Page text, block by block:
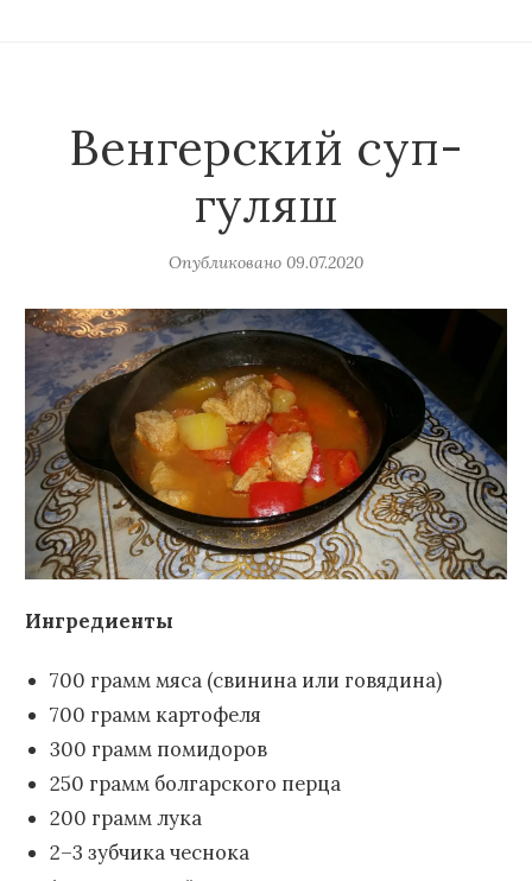
Венгерский суп-
гуляш
Опубликовано 09.07.2020
Ингредиенты
700 грамм мяса (свинина или говядина)
700 грамм картофеля
300 грамм помидоров
250 грамм болгарского перца
200 грамм лука
2–3 зубчика чеснока